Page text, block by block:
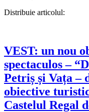
Distribuie articolul:
VEST: un nou
spectaculos –
Petriș și Vața –
obiective
Castelul Regal